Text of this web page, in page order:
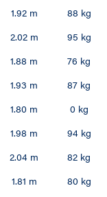
1.92 m
88 kg
2.02 m
95 kg
1.88 m
76 kg
1.93 m
87 kg
1.80 m
0 kg
1.98 m
94 kg
2.04 m
82 kg
1.81 m
80 kg